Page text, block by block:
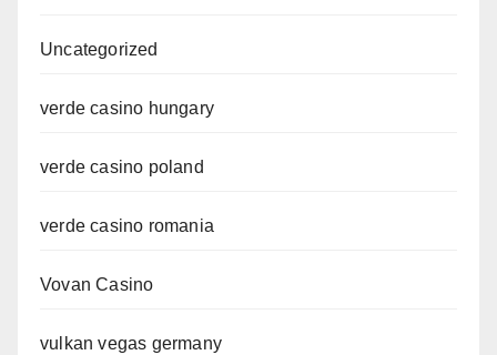
Uncategorized
verde casino hungary
verde casino poland
verde casino romania
Vovan Casino
vulkan vegas germany